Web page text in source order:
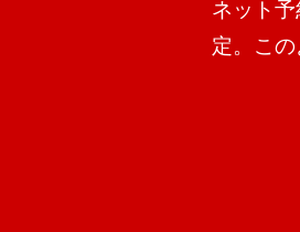
ネット
定。この